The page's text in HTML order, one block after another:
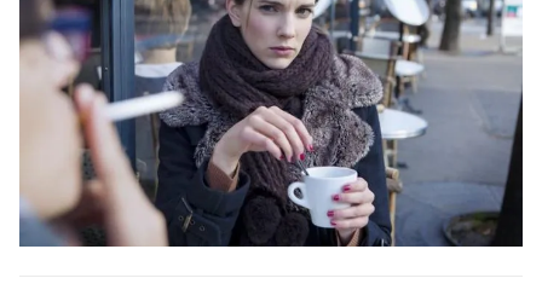
Theo dõi báo trên
Hotline
0906 645 777
Liên hệ quảng cáo
0908 780 404